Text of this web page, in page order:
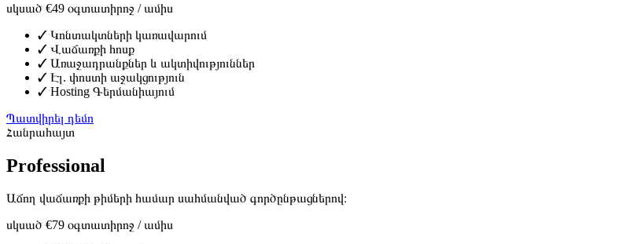
սկսած €49 օգտատիրոջ / ամիս
✓ Կոնտակտների կառավարում
✓ Վաճառքի հոսք
✓ Առաջադրանքներ և ակտիվություններ
✓ Էլ. փոստի աջակցություն
✓ Hosting Գերմանիայում
Պատվիրել դեմո
Հանրահայտ
Professional
Աճող վաճառքի թիմերի համար սահմանված գործընթացներով։
սկսած €79 օգտատիրոջ / ամիս